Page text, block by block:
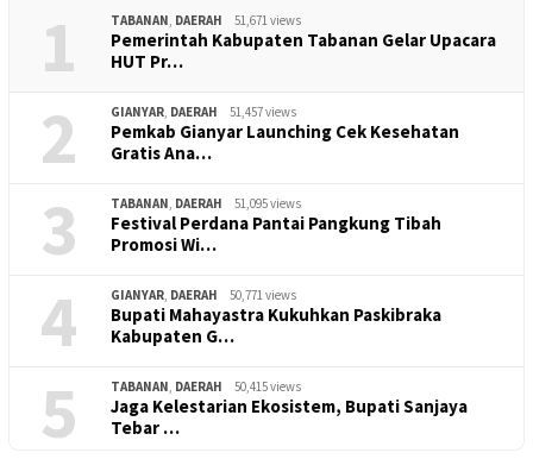
1 TABANAN, DAERAH 51,671 views
Pemerintah Kabupaten Tabanan Gelar Upacara
HUT Pr…
2 GIANYAR, DAERAH 51,457 views
Pemkab Gianyar Launching Cek Kesehatan
Gratis Ana…
3 TABANAN, DAERAH 51,095 views
Festival Perdana Pantai Pangkung Tibah
Promosi Wi…
4 GIANYAR, DAERAH 50,771 views
Bupati Mahayastra Kukuhkan Paskibraka
Kabupaten G…
5 TABANAN, DAERAH 50,415 views
Jaga Kelestarian Ekosistem, Bupati Sanjaya
Tebar …